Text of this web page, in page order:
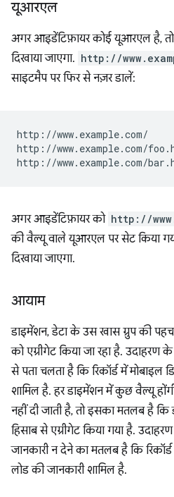
यूआरएल
अगर आइडेंटिफ़ायर कोई यूआरएल है,
दिखाया जाएगा. http://
साइटमैप पर फिर से नज़र डालें:
http://www.example.com/
http://www.example.com/
अगर आइडेंटिफ़ायर को http://
की वैल्यू वाले यूआरएल पर सेट किया
दिखाया जाएगा.
आयाम
डाइमेंशन, डेटा के उस खास ग्रुप की
को एग्रीगेट किया जा रहा है. उदाहरण
से पता चलता है कि रिकॉर्ड में मोबाइल
शामिल है. हर डाइमेंशन में कुछ वैल्यू
नहीं दी जाती है, तो इसका मतलब है
हिसाब से एग्रीगेट किया गया है.
जानकारी न देने का मतलब है कि
लोड की जानकारी शामिल है.